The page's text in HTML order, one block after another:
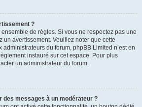
?
de règles. Si vous ne respectez pas une
un avertissement. Veuillez noter que cette
administrateurs du forum, phpBB Limited n’est en
instauré sur cet espace. Pour plus
un administrateur du forum.
des messages à un modérateur ?